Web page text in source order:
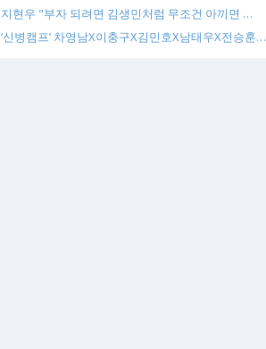
지현우 "부자 되려면 김생민처럼 무조건 아끼면 …
‘신병캠프’ 차영남X이충구X김민호X남태우X전승훈…